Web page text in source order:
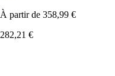
À partir de 358,99 €
282,21 €